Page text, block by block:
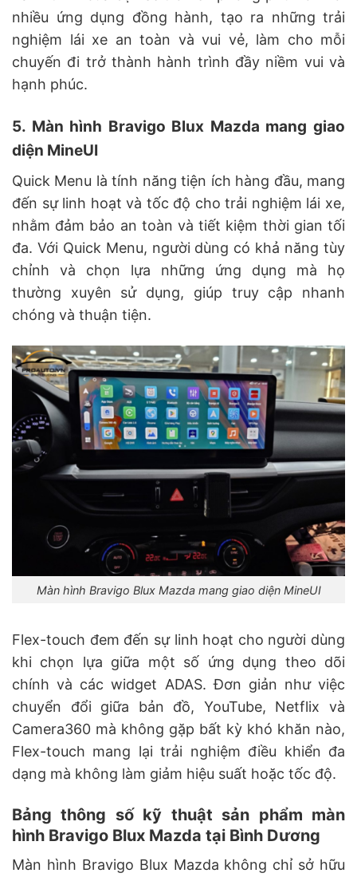
nhiều ứng dụng đồng hành, tạo ra những trải
nghiệm lái xe an toàn và vui vẻ, làm cho mỗi
chuyến đi trở thành hành trình đầy niềm vui và
hạnh phúc.
5. Màn hình Bravigo Blux Mazda mang giao
diện MineUI
Quick Menu là tính năng tiện ích hàng đầu, mang
đến sự linh hoạt và tốc độ cho trải nghiệm lái xe,
nhằm đảm bảo an toàn và tiết kiệm thời gian tối
đa. Với Quick Menu, người dùng có khả năng tùy
chỉnh và chọn lựa những ứng dụng mà họ
thường xuyên sử dụng, giúp truy cập nhanh
chóng và thuận tiện.
Màn hình Bravigo Blux Mazda mang giao diện MineUI
Flex-touch đem đến sự linh hoạt cho người dùng
khi chọn lựa giữa một số ứng dụng theo dõi
chính và các widget ADAS. Đơn giản như việc
chuyển đổi giữa bản đồ, YouTube, Netflix và
Camera360 mà không gặp bất kỳ khó khăn nào,
Flex-touch mang lại trải nghiệm điều khiển đa
dạng mà không làm giảm hiệu suất hoặc tốc độ.
Bảng thông số kỹ thuật sản phẩm màn
hình Bravigo Blux Mazda tại Bình Dương
Màn hình Bravigo Blux Mazda không chỉ sở hữu